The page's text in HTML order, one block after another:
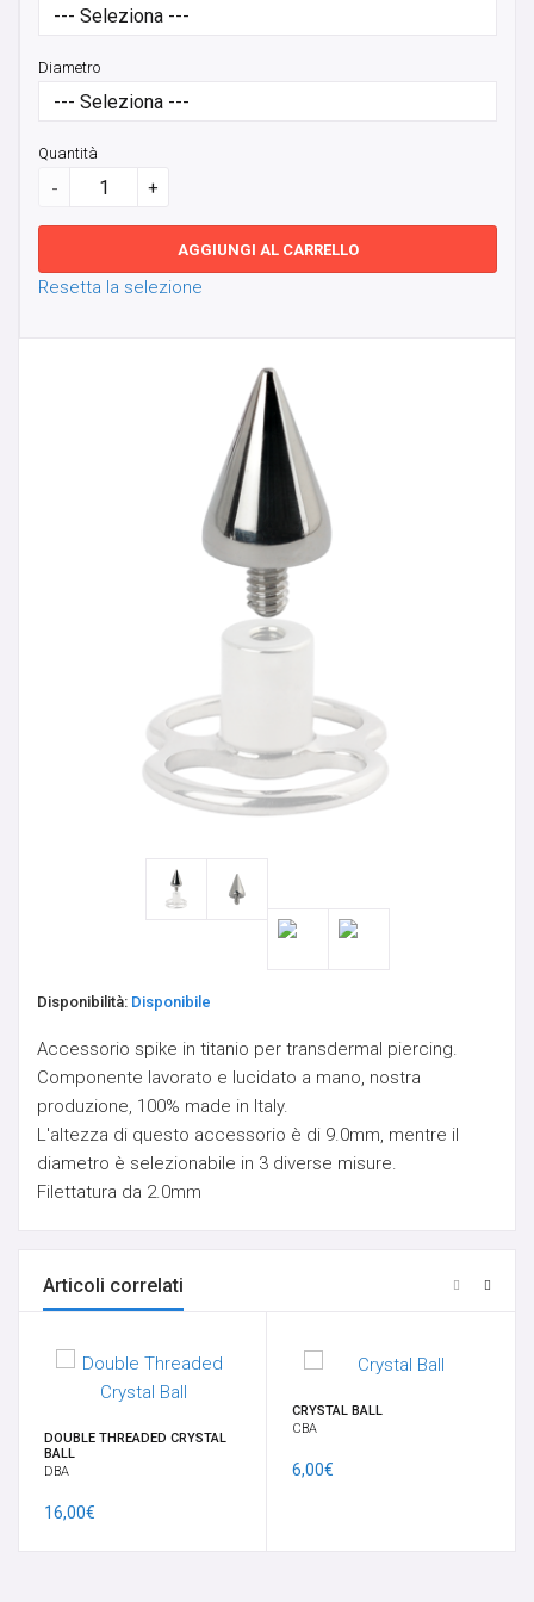
FULL BODY MOD BY VELENO
GIFT CARD
GIOIELLI DA LOBO
HELIX, TRAGO, CARTILAGINE
MICRODERMAL, SKIN DIVER & SURFACE BAR
PENDENTI PIETRE NATURALI - PEZZI UNICI
PESI PER LOBI - PICCHE
SPIRALI, CRESCENTS & CLAWS
SUSPENSION - PERFORMANCE
TRANSDERMAL & IMPLANT
OPALI
ORECCHIO
Diametro
Quantità
- +
AGGIUNGI AL CARRELLO
Resetta la selezione
Disponibilità: Disponibile
Accessorio spike in titanio per transdermal piercing.
Componente lavorato e lucidato a mano, nostra
produzione, 100% made in Italy.
L'altezza di questo accessorio è di 9.0mm, mentre il
diametro è selezionabile in 3 diverse misure.
Filettatura da 2.0mm
Articoli correlati
DOUBLE THREADED CRYSTAL
BALL
DBA
16,00€
CRYSTAL BALL
CBA
6,00€